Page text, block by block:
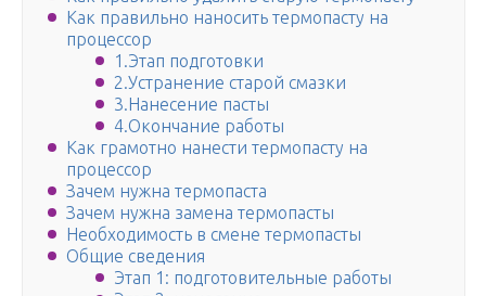
Как правильно наносить термопасту на
процессор
1.Этап подготовки
2.Устранение старой смазки
3.Нанесение пасты
4.Окончание работы
Как грамотно нанести термопасту на
процессор
Зачем нужна термопаста
Зачем нужна замена термопасты
Необходимость в смене термопасты
Общие сведения
Этап 1: подготовительные работы